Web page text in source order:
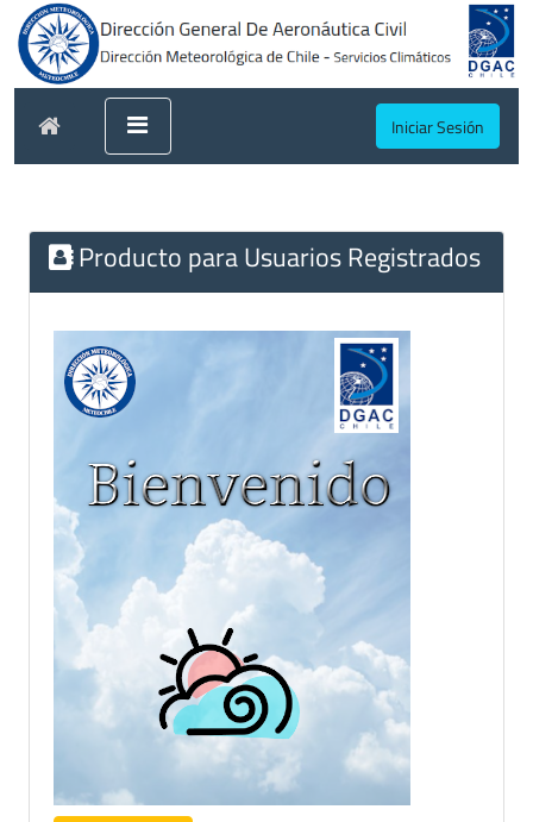
Iniciar Sesión
Producto para Usuarios Registrados